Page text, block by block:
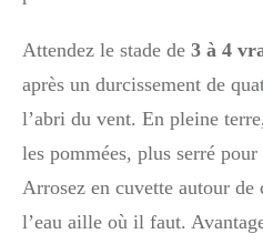
Attendez le stade de 3 à 4
après un durcissement de
l’abri du vent. En pleine
les pommées, plus serré
Arrosez en cuvette autour de
l’eau aille où il faut.